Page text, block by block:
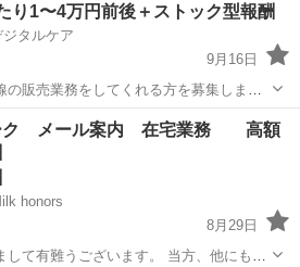
り1〜4万円前後＋ストック型報酬
タルケア
9月16日
販売業務をしてくれる方を募集しま
制のお仕事なので、働
ております。 ノルマもないの
ク メール案内 在宅業務 高額
honors
8月29日
ございます。 当方、他にもお